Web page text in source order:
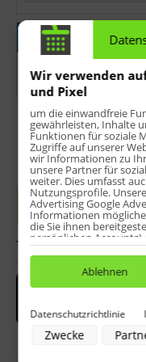
Farbe der Endkappen
Bitte wählen
In
Bewerten
Wir verwenden
und Pixel
um die einwandfreie
gewährleisten, Inhalte
Funktionen für soziale
Zugriffe auf unserer
wir Informationen zu
unsere Partner für
weiter. Dies umfasst
Nutzungsprofile.
Advertising Google
Informationen
die Sie ihnen
persönlichen
Nutzung der Dienste
anderer Geräte). Ihre
und Pixeln können Sie
Datenschutz-Button
Zwecke der
Speichern von oder
Datenschutzrichtlinie
Zwecke
Ablehnen